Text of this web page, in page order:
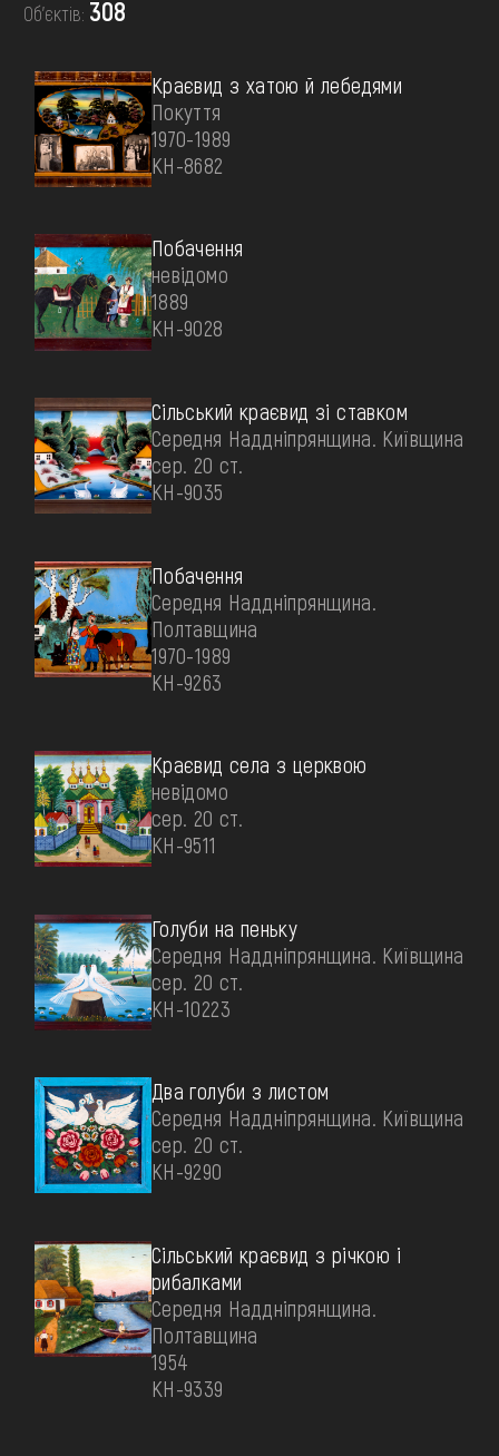
ПІДТРИМАТИ
Об’єктів: 308
Краєвид з хатою й лебедями
Покуття
1970-1989
КН-8682
Побачення
невідомо
1889
КН-9028
Сільський краєвид зі ставком
Середня Наддніпрянщина. Київщина
сер. 20 ст.
КН-9035
Побачення
Середня Наддніпрянщина.
Полтавщина
1970-1989
КН-9263
Краєвид села з церквою
невідомо
сер. 20 ст.
КН-9511
Голуби на пеньку
Середня Наддніпрянщина. Київщина
сер. 20 ст.
КН-10223
Два голуби з листом
Середня Наддніпрянщина. Київщина
сер. 20 ст.
КН-9290
Сільський краєвид з річкою і
рибалками
Середня Наддніпрянщина.
Полтавщина
1954
КН-9339